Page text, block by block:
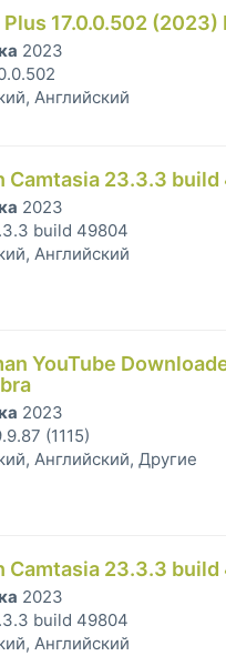
17.0.0.502
2023
Английский
Camtasia 23.3.3
2023
build 49804
Английский
YouTube
2023
(1115)
Английский, Другие
Camtasia 23.3.3
2023
build 49804
Английский